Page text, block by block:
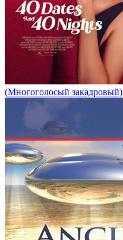
(Многоголосый закадровый)